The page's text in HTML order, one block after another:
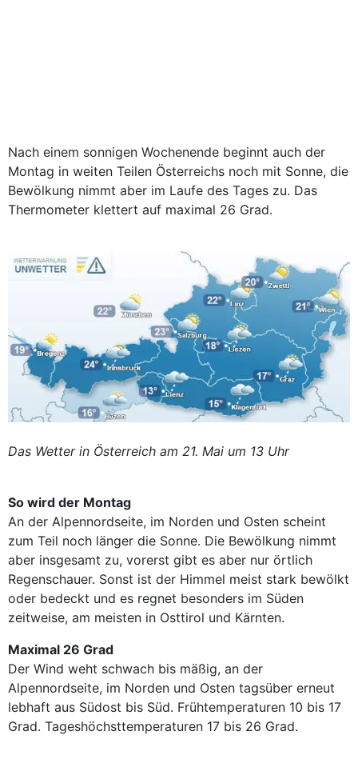
Nach einem sonnigen Wochenende beginnt auch der
Montag in weiten Teilen Österreichs noch mit Sonne, die
Bewölkung nimmt aber im Laufe des Tages zu. Das
Thermometer klettert auf maximal 26 Grad.
Das Wetter in Österreich am 21. Mai um 13 Uhr
So wird der Montag
An der Alpennordseite, im Norden und Osten scheint
zum Teil noch länger die Sonne. Die Bewölkung nimmt
aber insgesamt zu, vorerst gibt es aber nur örtlich
Regenschauer. Sonst ist der Himmel meist stark bewölkt
oder bedeckt und es regnet besonders im Süden
zeitweise, am meisten in Osttirol und Kärnten.
Maximal 26 Grad
Der Wind weht schwach bis mäßig, an der
Alpennordseite, im Norden und Osten tagsüber erneut
lebhaft aus Südost bis Süd. Frühtemperaturen 10 bis 17
Grad. Tageshöchsttemperaturen 17 bis 26 Grad.